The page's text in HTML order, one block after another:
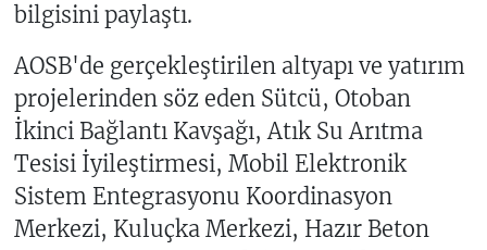
bilgisini paylaştı.
AOSB'de gerçekleştirilen altyapı ve yatırım
projelerinden söz eden Sütcü, Otoban
İkinci Bağlantı Kavşağı, Atık Su Arıtma
Tesisi İyileştirmesi, Mobil Elektronik
Sistem Entegrasyonu Koordinasyon
Merkezi, Kuluçka Merkezi, Hazır Beton